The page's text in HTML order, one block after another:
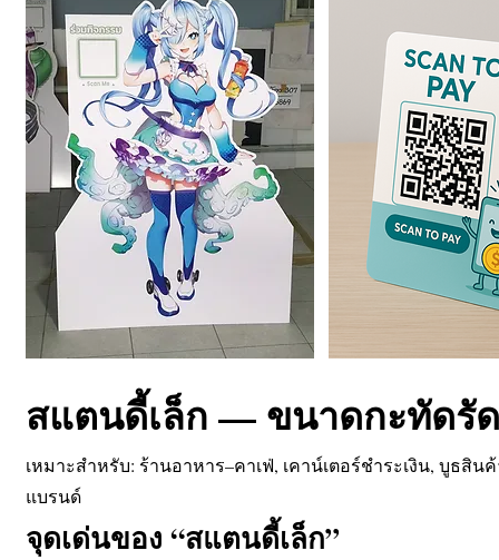
สแตนดี้เล็ก — ขนาดกะทัดรั
เหมาะสำหรับ: ร้านอาหาร–คาเฟ่, เคาน์เตอร์ชำระเงิน, บูธ
แบรนด์
จุดเด่นของ “สแตนดี้เล็ก”